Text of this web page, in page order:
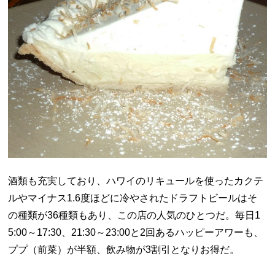
酒類も充実しており、ハワイのリキュールを使ったカクテ
ルやマイナス1.6度ほどに冷やされたドラフトビールはそ
の種類が36種類もあり、この店の人気のひとつだ。毎日1
5:00～17:30、21:30～23:00と2回あるハッピーアワーも、
ププ（前菜）が半額、飲み物が3割引となりお得だ。